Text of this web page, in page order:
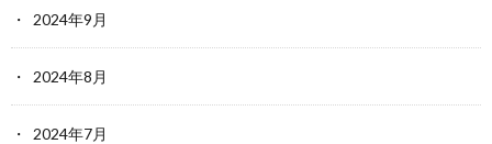
2024年9月
2024年8月
2024年7月